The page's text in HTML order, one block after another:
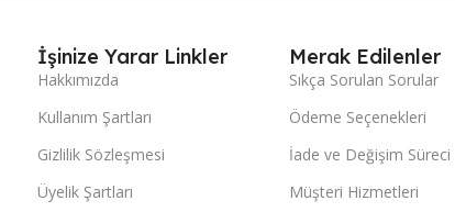
İşinize Yarar Linkler
Hakkımızda
Kullanım Şartları
Gizlilik Sözleşmesi
Üyelik Şartları
Merak Edilenler
Sıkça Sorulan Sorular
Ödeme Seçenekleri
İade ve Değişim Süreci
Müşteri Hizmetleri